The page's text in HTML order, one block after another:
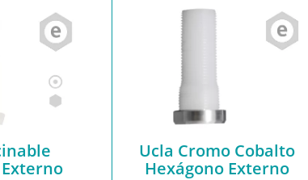
Ucla Cromo Cobalto
Hexágono Externo